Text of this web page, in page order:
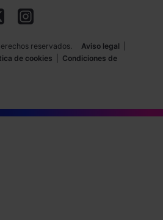
reservados. Aviso legal
de cookies
Condiciones de